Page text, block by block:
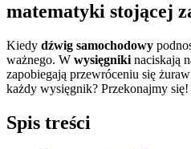
matematyki stojącej
Kiedy dźwig samochodowy
ważnego. W wysięgniki naciskają
zapobiegają przewróceniu się
każdy wysięgnik? Przekonajmy się!
Spis treści